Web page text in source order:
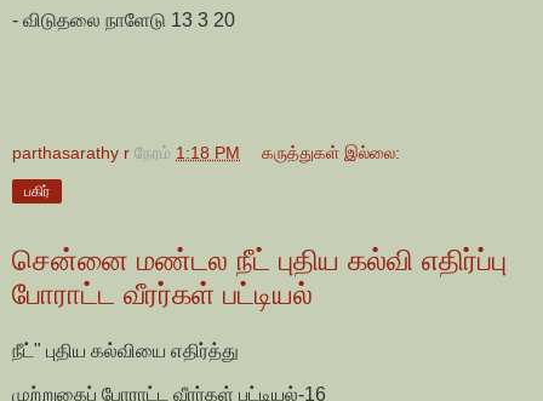
- விடுதலை நாளேடு 13 3 20
parthasarathy r நேரம் 1:18 PM கருத்துகள் இல்லை:
பகிர்
சென்னை மண்டல நீட் புதிய கல்வி எதிர்ப்பு
போராட்ட வீரர்கள் பட்டியல்
நீட்" புதிய கல்வியை எதிர்த்து
முற்றுகைப் போராட்ட வீரர்கள் பட்டியல்-16